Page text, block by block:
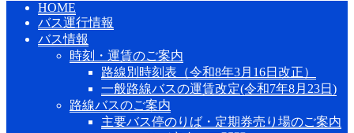
HOME
バス運行情報
バス情報
時刻・運賃のご案内
路線別時刻表（令和8年3月16日改正）
一般路線バスの運賃改定(令和7年8月23日)
路線バスのご案内
主要バス停のりば・定期券売り場のご案内